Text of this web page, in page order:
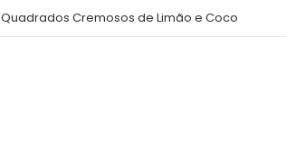
Quadrados Cremosos de Limão e Coco